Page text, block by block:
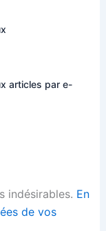
articles par e-
indésirables. En
de vos